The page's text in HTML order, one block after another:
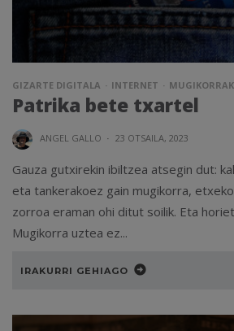
GIZARTE DIGITALA INTERNET MUGIKORRAK
Patrika bete txartel
ANGEL GALLO · 23 OTSAILA, 2023
Gauza gutxirekin ibiltzea atsegin dut:
eta tankerakoez gain mugikorra,
zorroa eraman ohi ditut soilik. Eta
Mugikorra uztea ez...
IRAKURRI GEHIAGO